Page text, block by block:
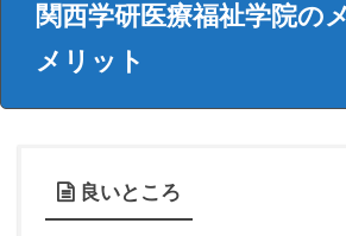
関西学研医療福祉学院の
メリット
良いところ